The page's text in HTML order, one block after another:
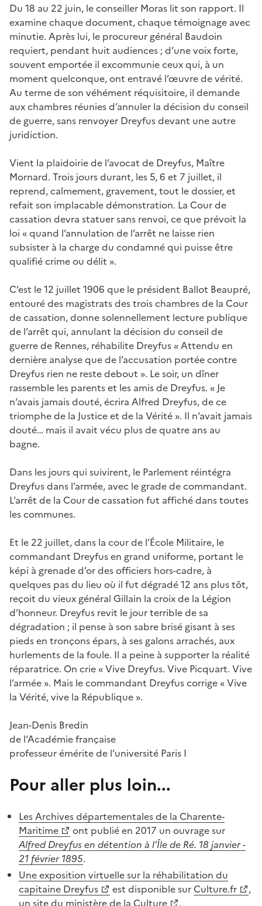
Du 18 au 22 juin, le conseiller Moras lit son rapport. Il
examine chaque document, chaque témoignage avec
minutie. Après lui, le procureur général Baudoin
requiert, pendant huit audiences ; d’une voix forte,
souvent emportée il excommunie ceux qui, à un
moment quelconque, ont entravé l’œuvre de vérité.
Au terme de son véhément réquisitoire, il demande
aux chambres réunies d’annuler la décision du conseil
de guerre, sans renvoyer Dreyfus devant une autre
juridiction.
Vient la plaidoirie de l’avocat de Dreyfus, Maître
Mornard. Trois jours durant, les 5, 6 et 7 juillet, il
reprend, calmement, gravement, tout le dossier, et
refait son implacable démonstration. La Cour de
cassation devra statuer sans renvoi, ce que prévoit la
loi « quand l’annulation de l’arrêt ne laisse rien
subsister à la charge du condamné qui puisse être
qualifié crime ou délit ».
C’est le 12 juillet 1906 que le président Ballot Beaupré,
entouré des magistrats des trois chambres de la Cour
de cassation, donne solennellement lecture publique
de l’arrêt qui, annulant la décision du conseil de
guerre de Rennes, réhabilite Dreyfus « Attendu en
dernière analyse que de l’accusation portée contre
Dreyfus rien ne reste debout ». Le soir, un dîner
rassemble les parents et les amis de Dreyfus. « Je
n’avais jamais douté, écrira Alfred Dreyfus, de ce
triomphe de la Justice et de la Vérité ». Il n’avait jamais
douté… mais il avait vécu plus de quatre ans au
bagne.
Dans les jours qui suivirent, le Parlement réintégra
Dreyfus dans l’armée, avec le grade de commandant.
L’arrêt de la Cour de cassation fut affiché dans toutes
les communes.
Et le 22 juillet, dans la cour de l’École Militaire, le
commandant Dreyfus en grand uniforme, portant le
képi à grenade d’or des officiers hors-cadre, à
quelques pas du lieu où il fut dégradé 12 ans plus tôt,
reçoit du vieux général Gillain la croix de la Légion
d’honneur. Dreyfus revit le jour terrible de sa
dégradation ; il pense à son sabre brisé gisant à ses
pieds en tronçons épars, à ses galons arrachés, aux
hurlements de la foule. Il a peine à supporter la réalité
réparatrice. On crie « Vive Dreyfus. Vive Picquart. Vive
l’armée ». Mais le commandant Dreyfus corrige « Vive
la Vérité, vive la République ».
Jean-Denis Bredin
de l’Académie française
professeur émérite de l’université Paris I
Pour aller plus loin...
Les Archives départementales de la Charente-
Maritime
ont publié en 2017 un ouvrage sur
Alfred Dreyfus en détention à l'Île de Ré. 18 janvier -
21 février 1895.
Une exposition virtuelle sur la réhabilitation du
capitaine Dreyfus
est disponible sur Culture.fr
,
un site du ministère de la Culture .